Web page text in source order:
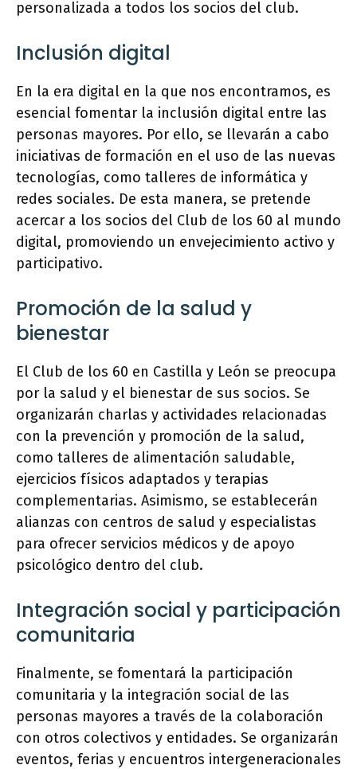
personalizada a todos los socios del club.
Inclusión digital
En la era digital en la que nos encontramos, es
esencial fomentar la inclusión digital entre las
personas mayores. Por ello, se llevarán a cabo
iniciativas de formación en el uso de las nuevas
tecnologías, como talleres de informática y
redes sociales. De esta manera, se pretende
acercar a los socios del Club de los 60 al mundo
digital, promoviendo un envejecimiento activo y
participativo.
Promoción de la salud y
bienestar
El Club de los 60 en Castilla y León se preocupa
por la salud y el bienestar de sus socios. Se
organizarán charlas y actividades relacionadas
con la prevención y promoción de la salud,
como talleres de alimentación saludable,
ejercicios físicos adaptados y terapias
complementarias. Asimismo, se establecerán
alianzas con centros de salud y especialistas
para ofrecer servicios médicos y de apoyo
psicológico dentro del club.
Integración social y participación
comunitaria
Finalmente, se fomentará la participación
comunitaria y la integración social de las
personas mayores a través de la colaboración
con otros colectivos y entidades. Se organizarán
eventos, ferias y encuentros intergeneracionales